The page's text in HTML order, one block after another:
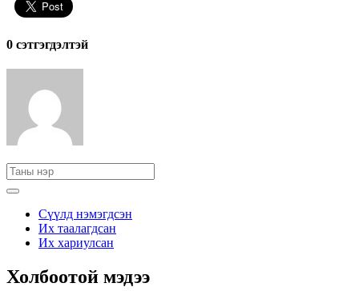
0 cэтгэгдэлтэй
Сүүлд нэмэгдсэн
Их таалагдсан
Их хариулсан
Холбоотой мэдээ